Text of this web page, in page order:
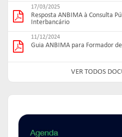
17/03/2025
Resposta ANBIMA à Consulta
Interbancário
11/12/2024
Guia ANBIMA para Formador
VER TODOS